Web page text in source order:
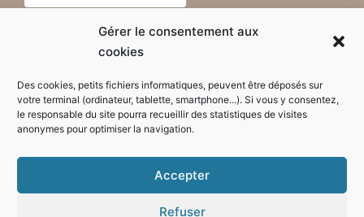
Gérer le consentement aux
cookies
Des cookies, petits fichiers informatiques, peuvent être déposés sur
votre terminal (ordinateur, tablette, smartphone...). Si vous y consentez,
le responsable du site pourra recueillir des statistiques de visites
anonymes pour optimiser la navigation.
Accepter
Refuser
Horaires d'ouverture de la mairie